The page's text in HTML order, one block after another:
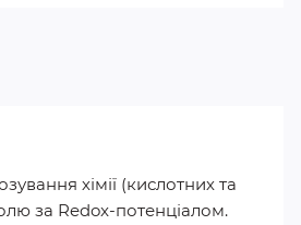
хімії (кислотних та
за Redox-потенціалом.